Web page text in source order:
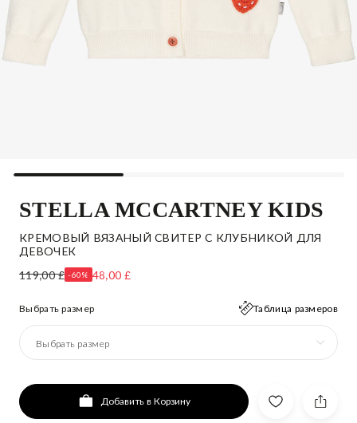
STELLA MCCARTNEY KIDS
КРЕМОВЫЙ ВЯЗАНЫЙ СВИТЕР С КЛУБНИКОЙ ДЛЯ
ДЕВОЧЕК
119,00 £ -60% 48,00 £
Выбрать размер Таблица размеров
Выбрать размер
Добавить в Корзину